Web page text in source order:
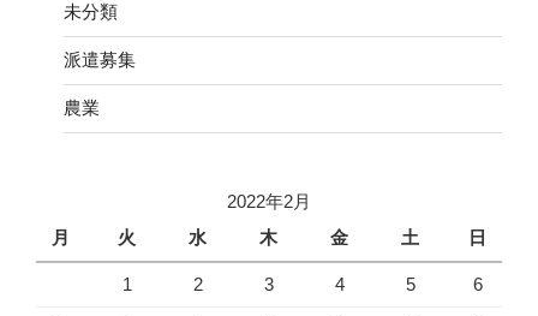
未分類
派遣募集
農業
2022年2月
月
火 水 木 金 土 日
1 2 3 4 5 6